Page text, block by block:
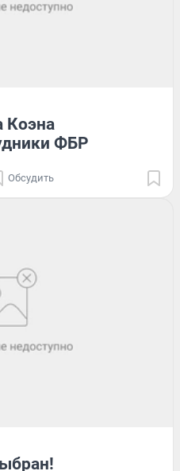
Коэна
ФБР
Обсудить